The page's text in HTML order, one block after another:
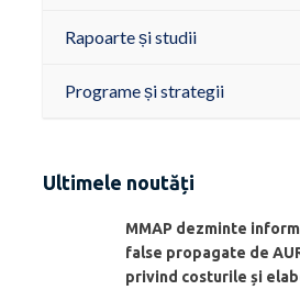
Rapoarte și studii
Programe și strategii
Ultimele noutăți
MMAP dezminte
false propagate de
privind costurile și